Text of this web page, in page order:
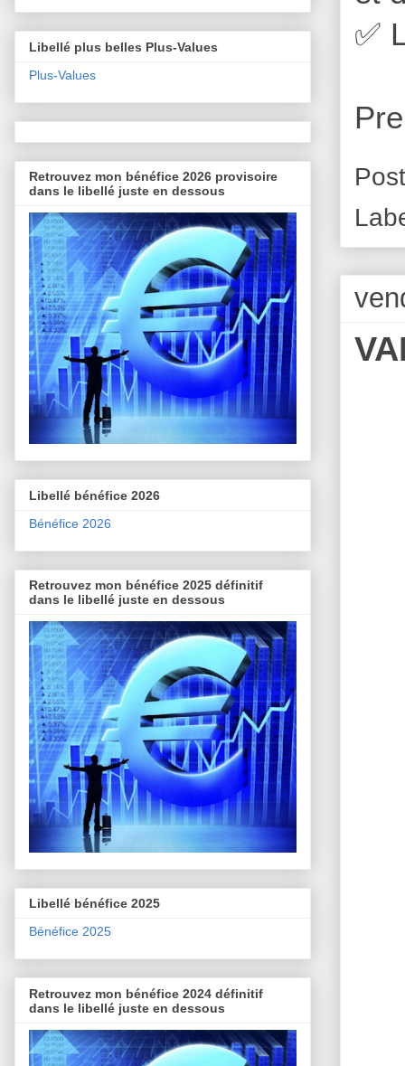
✅
Libellé plus belles Plus-Values
Plus-Values
Retrouvez mon bénéfice 2026 provisoire
dans le libellé juste en dessous
Libellé bénéfice 2026
Bénéfice 2026
Retrouvez mon bénéfice 2025 définitif
dans le libellé juste en dessous
Libellé bénéfice 2025
Bénéfice 2025
Retrouvez mon bénéfice 2024 définitif
dans le libellé juste en dessous